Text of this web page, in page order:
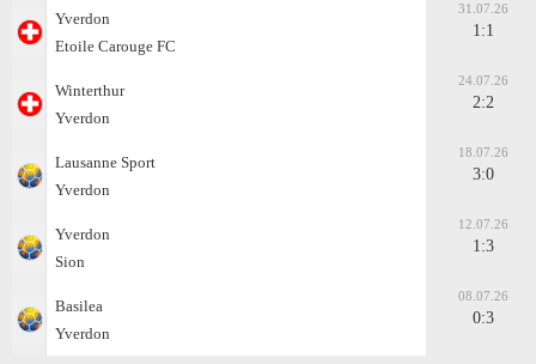
Yverdon
Etoile Carouge FC
31.07.26
1:1
Winterthur
Yverdon
24.07.26
2:2
Lausanne Sport
Yverdon
18.07.26
3:0
Yverdon
Sion
12.07.26
1:3
Basilea
Yverdon
08.07.26
0:3